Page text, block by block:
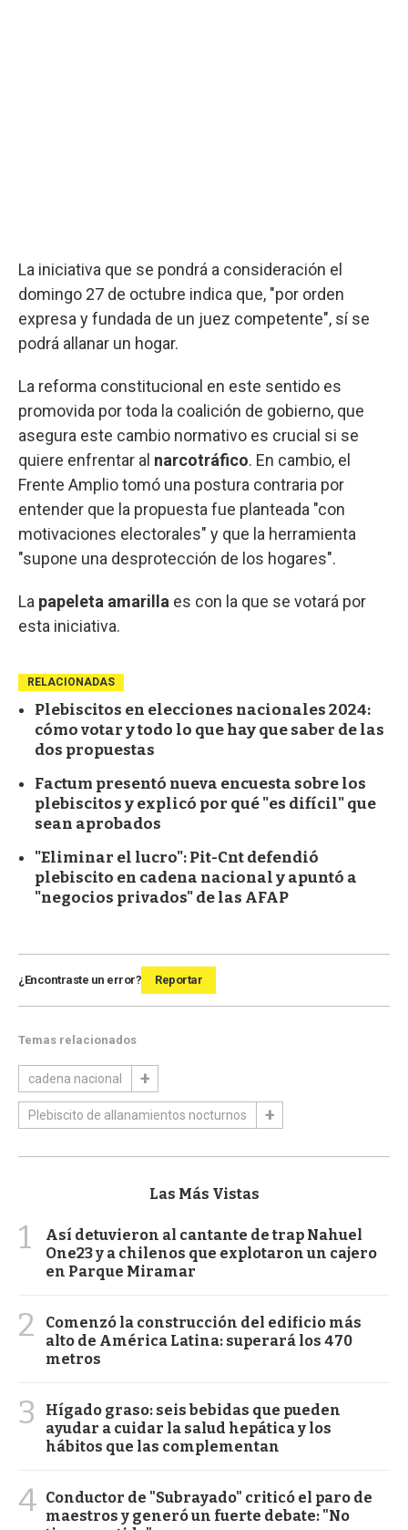
La iniciativa que se pondrá a consideración el
domingo 27 de octubre indica que, "por orden
expresa y fundada de un juez competente", sí se
podrá allanar un hogar.
La reforma constitucional en este sentido es
promovida por toda la coalición de gobierno, que
asegura este cambio normativo es crucial si se
quiere enfrentar al narcotráfico. En cambio, el
Frente Amplio tomó una postura contraria por
entender que la propuesta fue planteada "con
motivaciones electorales" y que la herramienta
"supone una desprotección de los hogares".
La papeleta amarilla es con la que se votará por
esta iniciativa.
RELACIONADAS
Plebiscitos en elecciones nacionales 2024:
cómo votar y todo lo que hay que saber de las
dos propuestas
Factum presentó nueva encuesta sobre los
plebiscitos y explicó por qué "es difícil" que
sean aprobados
"Eliminar el lucro": Pit-Cnt defendió
plebiscito en cadena nacional y apuntó a
"negocios privados" de las AFAP
¿Encontraste un error? Reportar
Temas relacionados
cadena nacional
Plebiscito de allanamientos nocturnos
Las Más Vistas
1
Así detuvieron al cantante de trap Nahuel
One23 y a chilenos que explotaron un cajero
en Parque Miramar
2
Comenzó la construcción del edificio más
alto de América Latina: superará los 470
metros
3
Hígado graso: seis bebidas que pueden
ayudar a cuidar la salud hepática y los
hábitos que las complementan
4 Conductor de "Subrayado" criticó el paro de
maestros y generó un fuerte debate: "No